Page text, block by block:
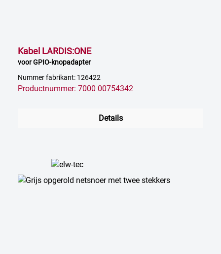
Kabel LARDIS:ONE
voor GPIO-knopadapter
Nummer fabrikant: 126422
Productnummer: 7000 00754342
Details